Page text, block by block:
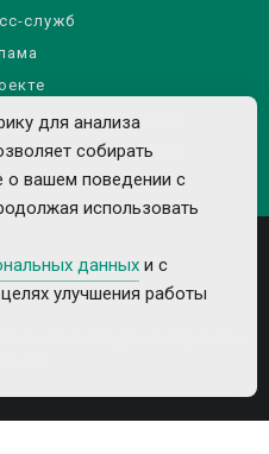
служб
материалов сайта
данных
имеют необходимые лицензии и
для анализа
собирать
о вашем поведении с
использовать
данных и с
улучшения работы